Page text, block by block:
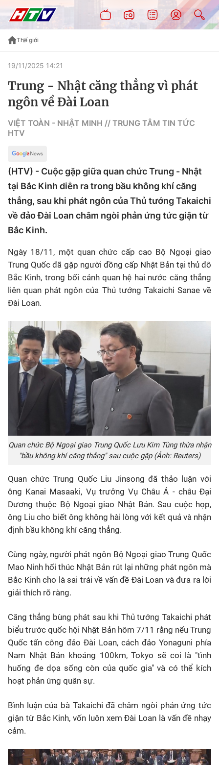
Thế giới
19/11/2025 14:21
Trung - Nhật căng thẳng vì phát
ngôn về Đài Loan
VIỆT TOÀN - NHẬT MINH // TRUNG TÂM TIN TỨC
HTV
(HTV) - Cuộc gặp giữa quan chức Trung - Nhật
tại Bắc Kinh diễn ra trong bầu không khí căng
thẳng, sau khi phát ngôn của Thủ tướng Takaichi
về đảo Đài Loan châm ngòi phản ứng tức giận từ
Bắc Kinh.
Ngày 18/11, một quan chức cấp cao Bộ Ngoại giao
Trung Quốc đã gặp người đồng cấp Nhật Bản tại thủ đô
Bắc Kinh, trong bối cảnh quan hệ hai nước căng thẳng
liên quan phát ngôn của Thủ tướng Takaichi Sanae về
Đài Loan.
Quan chức Bộ Ngoại giao Trung Quốc Lưu Kim Tùng thừa nhận
"bầu không khí căng thẳng" sau cuộc gặp (Ảnh: Reuters)
Quan chức Trung Quốc Liu Jinsong đã thảo luận với
ông Kanai Masaaki, Vụ trưởng Vụ Châu Á - châu Đại
Dương thuộc Bộ Ngoại giao Nhật Bản. Sau cuộc họp,
ông Liu cho biết ông không hài lòng với kết quả và nhận
định bầu không khí căng thẳng.
Cùng ngày, người phát ngôn Bộ Ngoại giao Trung Quốc
Mao Ninh hối thúc Nhật Bản rút lại những phát ngôn mà
Bắc Kinh cho là sai trái về vấn đề Đài Loan và đưa ra lời
giải thích rõ ràng.
Căng thẳng bùng phát sau khi Thủ tướng Takaichi phát
biểu trước quốc hội Nhật Bản hôm 7/11 rằng nếu Trung
Quốc tấn công đảo Đài Loan, cách đảo Yonaguni phía
Nam Nhật Bản khoảng 100km, Tokyo sẽ coi là "tình
huống đe dọa sống còn của quốc gia" và có thể kích
hoạt phản ứng quân sự.
Bình luận của bà Takaichi đã châm ngòi phản ứng tức
giận từ Bắc Kinh, vốn luôn xem Đài Loan là vấn đề nhạy
cảm.